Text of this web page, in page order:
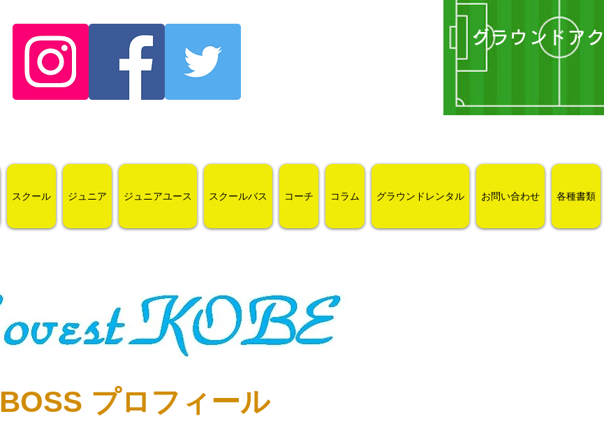
グラウンドア
スクール ジュニア ジュニアユース スクールバス コーチ コラム グラウンドレンタル お問い合わせ 各種書類
BOSS プロフィール